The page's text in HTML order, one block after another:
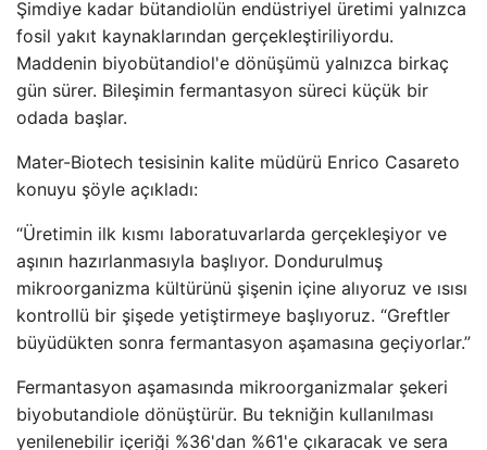
Şimdiye kadar bütandiolün endüstriyel üretimi yalnızca
fosil yakıt kaynaklarından gerçekleştiriliyordu.
Maddenin biyobütandiol'e dönüşümü yalnızca birkaç
gün sürer. Bileşimin fermantasyon süreci küçük bir
odada başlar.
Mater-Biotech tesisinin kalite müdürü Enrico Casareto
konuyu şöyle açıkladı:
“Üretimin ilk kısmı laboratuvarlarda gerçekleşiyor ve
aşının hazırlanmasıyla başlıyor. Dondurulmuş
mikroorganizma kültürünü şişenin içine alıyoruz ve ısısı
kontrollü bir şişede yetiştirmeye başlıyoruz. “Greftler
büyüdükten sonra fermantasyon aşamasına geçiyorlar.”
Fermantasyon aşamasında mikroorganizmalar şekeri
biyobutandiole dönüştürür. Bu tekniğin kullanılması
yenilenebilir içeriği %36'dan %61'e çıkaracak ve sera